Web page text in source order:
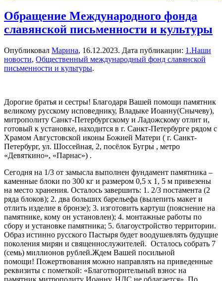
Обращение Международного фонда
славянской письменности и культуры
Опубликовал Марина, 16.12.2023. Дата публикации: 1.Наши
новости, Общественный международный фонд славянской
письменности и культуры.
Дорогие братья и сестры! Благодаря Вашей помощи памятник
великому русскому исповеднику, Владыке Иоанну(Снычеву),
митрополиту Санкт-Петербургскому и Ладожскому отлит и,
готовый к установке, находится в г. Санкт-Петербурге рядом с
Храмом Августовской иконы Божией Матери ( г. Санкт-
Петербург, ул. Шоссейная, 2, посёлок Бугры , метро
«Девяткино», «Парнас») .
Сегодня на 1/3 от замысла выполнен фундамент памятника –
каменные блоки по 300 кг и размером 0,5 х 1, 5 м привезены
на место хранения. Осталось завершить: 1. 2/3 постамента (2
ряда блоков); 2. два больших барельефа (вылепить макет и
отлить изделие в бронзе); 3. изготовить картуш (пояснение на
памятнике, кому он установлен); 4. монтажные работы по
сбору и установке памятника; 5. благоустройство территории.
Образ истинно русского Пастыря будет воодушевлять будущие
поколения мирян и священнослужителей. Осталось собрать 7
(семь) миллионов рублей.Ждем Вашей посильной
помощи! Пожертвования можно направлять на приведенные
реквизиты с пометкой: «Благотворительный взнос на